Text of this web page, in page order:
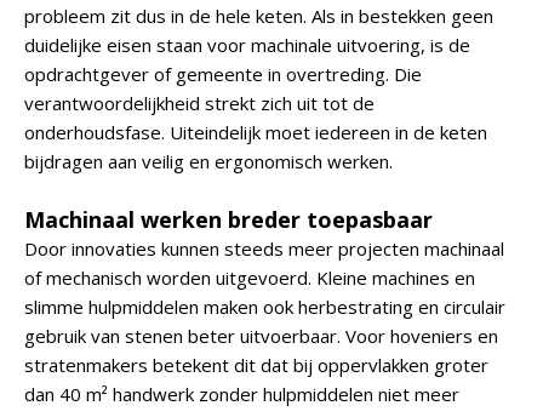
probleem zit dus in de hele keten. Als in bestekken geen
duidelijke eisen staan voor machinale uitvoering, is de
opdrachtgever of gemeente in overtreding. Die
verantwoordelijkheid strekt zich uit tot de
onderhoudsfase. Uiteindelijk moet iedereen in de keten
bijdragen aan veilig en ergonomisch werken.
Machinaal werken breder toepasbaar
Door innovaties kunnen steeds meer projecten machinaal
of mechanisch worden uitgevoerd. Kleine machines en
slimme hulpmiddelen maken ook herbestrating en circulair
gebruik van stenen beter uitvoerbaar. Voor hoveniers en
stratenmakers betekent dit dat bij oppervlakken groter
dan 40 m² handwerk zonder hulpmiddelen niet meer